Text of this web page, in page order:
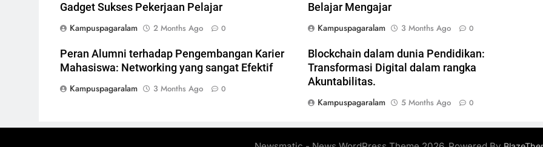
Gadget Sukses Pekerjaan Pelajar
Kampuspagaralam
2 Months Ago 0
Belajar Mengajar
Kampuspagaralam
3 Months Ago 0
Peran Alumni terhadap Pengembangan Karier
Mahasiswa: Networking yang sangat Efektif
Kampuspagaralam
3 Months Ago 0
Blockchain dalam dunia Pendidikan:
Transformasi Digital dalam rangka
Akuntabilitas.
Kampuspagaralam
5 Months Ago 0